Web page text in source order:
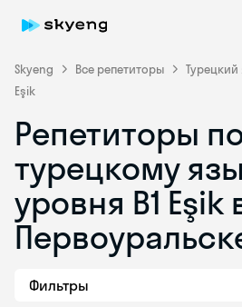
Skyeng Все репетиторы Турецкий
Eşik
Репетиторы
турецкому
уровня B1 Eşik
Фильтры
Skyeng Chat